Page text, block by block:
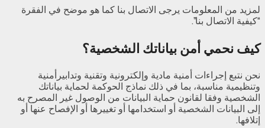
لمزيد من المعلومات يرجى الاتصال بنا كما هو موضح في الفقرة
“كيفية الاتصال بنا”.
كيف نحمي أمن بياناتك الشخصية؟
نحن نتبع إجراءات أمنية مادية وإلكترونية وتقنية وتدابيرأمنية
وتنظيمية مناسبة، بما في ذلك نماذج الحوكمة لحماية بياناتك
الشخصية وفقا لقانون حماية البيانات من الوصول غير المصرح به
إلى البيانات الشخصية أو استخدامها أو تغييرها أو الإفصاح عنها أو
إتلافها.